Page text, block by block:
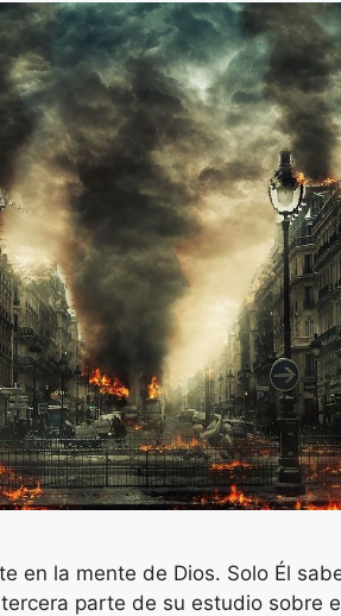
en la mente de Dios. Solo Él
parte de su estudio sobre